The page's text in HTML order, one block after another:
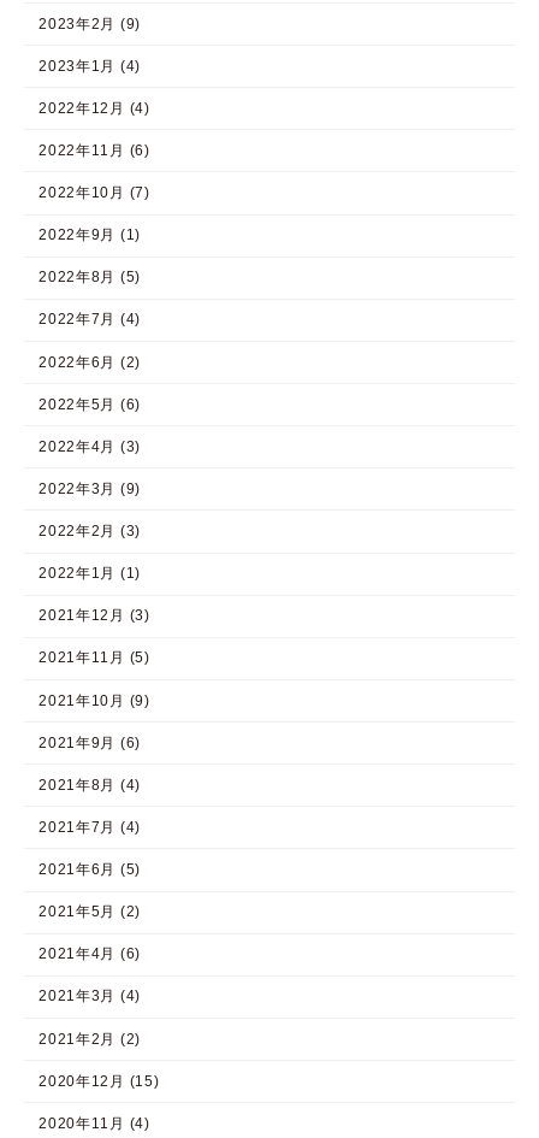
2023年2月 (9)
2023年1月 (4)
2022年12月 (4)
2022年11月 (6)
2022年10月 (7)
2022年9月 (1)
2022年8月 (5)
2022年7月 (4)
2022年6月 (2)
2022年5月 (6)
2022年4月 (3)
2022年3月 (9)
2022年2月 (3)
2022年1月 (1)
2021年12月 (3)
2021年11月 (5)
2021年10月 (9)
2021年9月 (6)
2021年8月 (4)
2021年7月 (4)
2021年6月 (5)
2021年5月 (2)
2021年4月 (6)
2021年3月 (4)
2021年2月 (2)
2020年12月 (15)
2020年11月 (4)